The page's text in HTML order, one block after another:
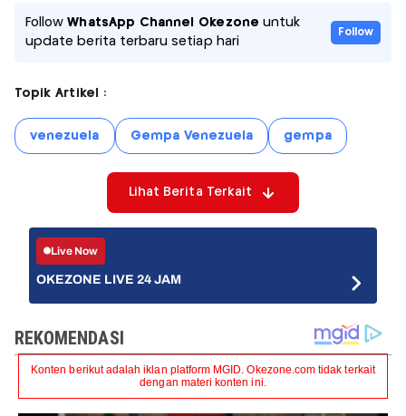
FollowWhatsApp Channel Okezone untuk
update berita terbaru setiap hari
Follow
Topik Artikel :
venezuela Gempa Venezuela gempa
Lihat Berita Terkait
Live Now
OKEZONE LIVE 24 JAM